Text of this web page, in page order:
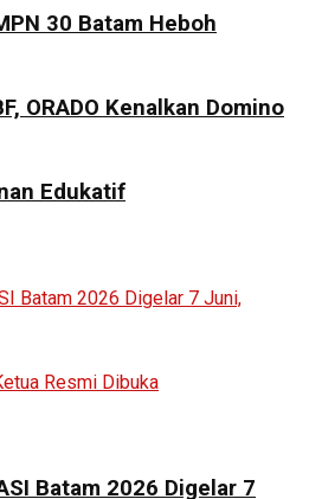
30 Batam Heboh
ORADO Kenalkan Domino
Edukatif
Batam 2026 Digelar 7